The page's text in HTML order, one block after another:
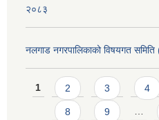
२०८३
नलगाड नगरपालिकाको विषयगत
Pages
1 2 3 4
8 9 …